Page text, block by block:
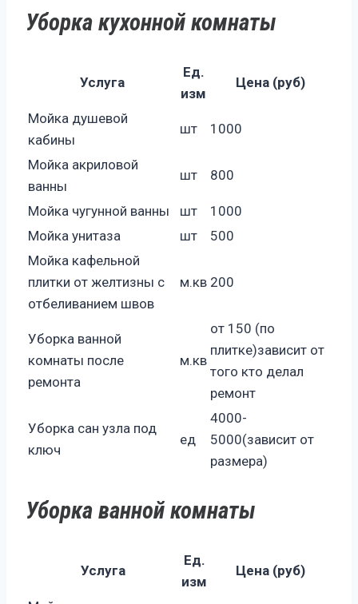
Уборка кухонной комнаты
Услуга
Ед.
изм
Цена (руб)
Мойка душевой
кабины
шт 1000
Мойка акриловой
ванны
шт 800
Мойка чугунной ванны шт
1000
Мойка унитаза
шт
500
Мойка кафельной
плитки от желтизны с
отбеливанием швов
м.кв 200
Уборка ванной
комнаты после
ремонта
м.кв
от 150 (по
плитке)зависит от
того кто делал
ремонт
Уборка сан узла под
ключ
ед
4000-
5000(зависит от
размера)
Уборка ванной комнаты
Услуга
Ед.
изм
Цена (руб)